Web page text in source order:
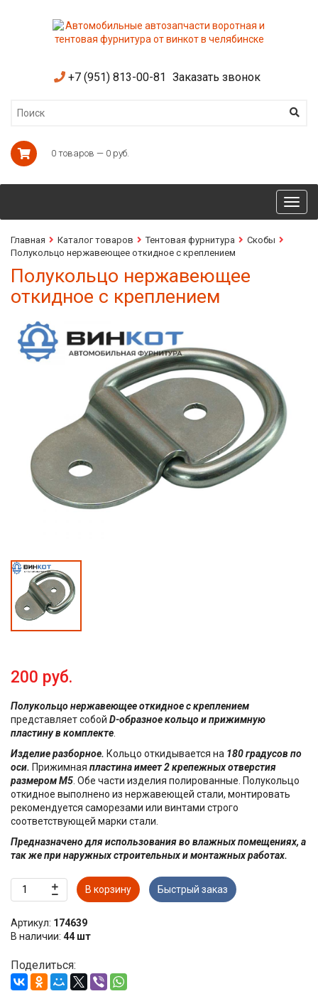
+7 (951) 813-00-81 Заказать звонок
0 товаров — 0 руб.
Главная Каталог товаров Тентовая фурнитура
Скобы
Полукольцо нержавеющее откидное с креплением
Полукольцо нержавеющее
откидное с креплением
200 руб.
Полукольцо нержавеющее откидное с креплением
представляет собой D-образное кольцо и прижимную
пластину в комплекте
Изделие разборное. Кольцо откидывается на 180 градусов по
оси. Прижимная пластина имеет 2 крепежных отверстия
размером М5 . Обе части изделия полированные. Полукольцо
откидное выполнено из нержавеющей стали, монтировать
рекомендуется саморезами или винтами строго
соответствующей марки стали.
Предназначено для использования во влажных помещениях, а
так же при наружных строительных и монтажных работах.
В корзину Быстрый заказ
Артикул: 174639
В наличии: 44 шт
Поделиться: